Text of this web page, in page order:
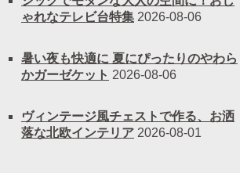
ゃれなテレビ台特集 2026-08-06
暑い夜も快適に 夏にぴったりのやわら
かガーゼケット 2026-08-06
ヴィンテージ風チェストで作る、お洒
落な北欧インテリア 2026-08-01